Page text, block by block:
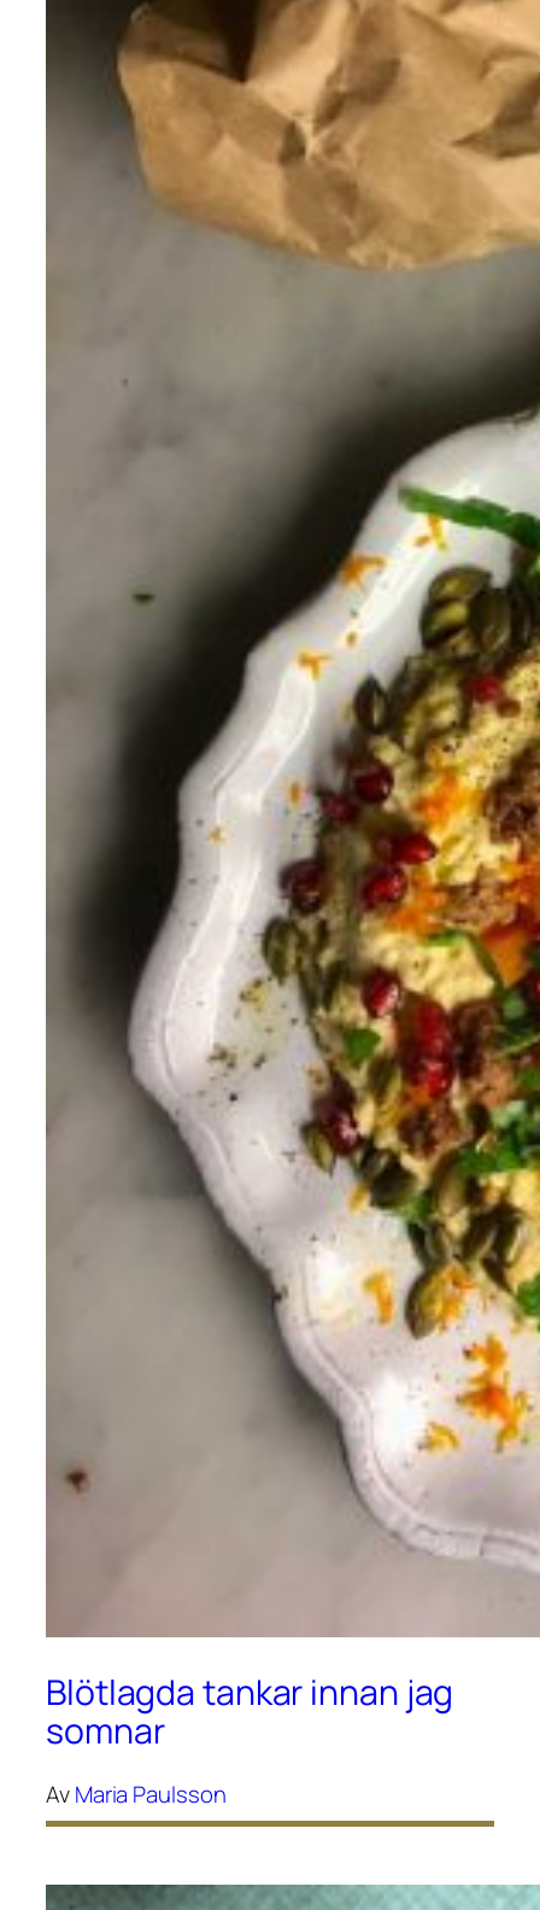
Blötlagda tankar innan jag
somnar
AvMaria Paulsson